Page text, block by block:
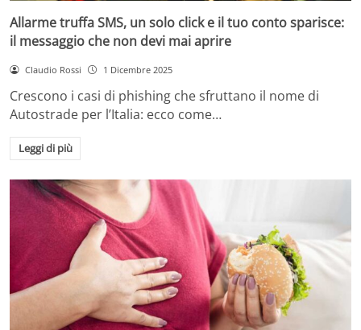
Allarme truffa SMS, un solo click e il tuo conto sparisce:
il messaggio che non devi mai aprire
Claudio Rossi 1 Dicembre 2025
Crescono i casi di phishing che sfruttano il nome di
Autostrade per l’Italia: ecco come…
Leggi di più